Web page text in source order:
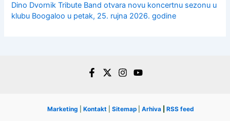
Dino Dvornik Tribute Band otvara novu koncertnu sezonu u
klubu Boogaloo u petak, 25. rujna 2026. godine
Marketing Kontakt Sitemap Arhiva RSS feed